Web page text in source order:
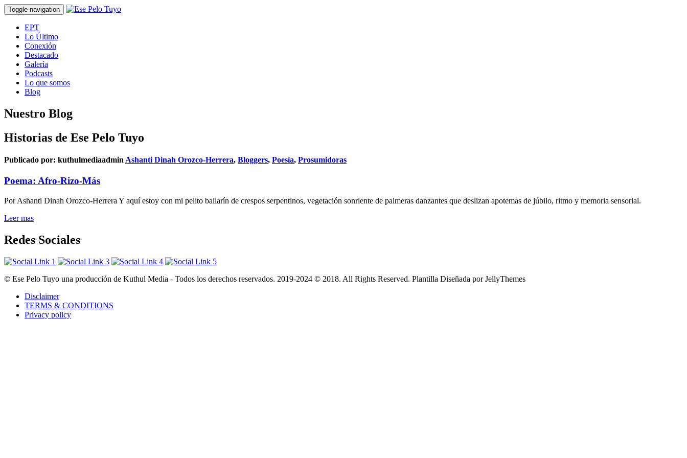
Toggle navigation
EPT
Lo Último
Conexión
Destacado
Galería
Podcasts
Lo que somos
Blog
Nuestro Blog
Historias de Ese Pelo Tuyo
Publicado por: kuthulmediaadmin Ashanti Dinah Orozco-Herrera, Bloggers, Poesía, Prosumidoras
Poema: Afro-Rizo-Más
Por Ashanti Dinah Orozco-Herrera Y aquí estoy con mi pelito bailarín de crespos serpentinos, vegetación sonriente de palmeras danzantes que deslizan apotemas de júbilo, ritmo y memoria sensorial.
Leer mas
Redes Sociales
© Ese Pelo Tuyo una producción de Kuthul Media - Todos los derechos reservados. 2019-2024 © 2018. All Rights Reserved. Plantilla Diseñada por JellyThemes
Disclaimer
TERMS & CONDITIONS
Privacy policy